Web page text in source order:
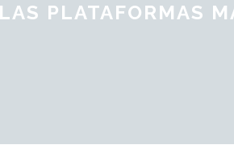
PLATAFORMAS